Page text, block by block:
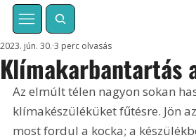
Klímakarbantartás
2023. jún. 30. 3 perc olvasás
Az elmúlt télen nagyon sokan
klímakészüléküket fűtésre. Jön
most fordul a kocka; a